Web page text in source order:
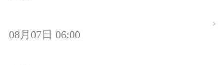
08月07日 06:00